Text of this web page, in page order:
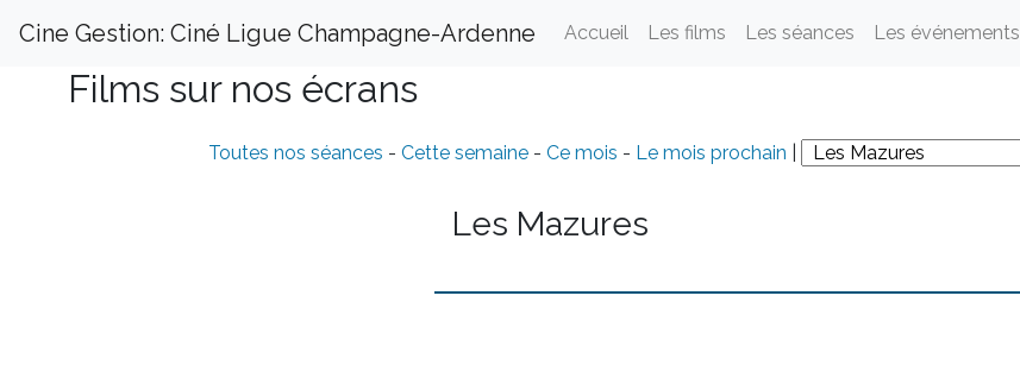
Cine Gestion: Ciné Ligue Champagne-Ardenne Accueil Les films Les séances Les événements
Films sur nos écrans
Toutes nos séances - Cette semaine- Ce mois - Le mois prochain
Les Mazures